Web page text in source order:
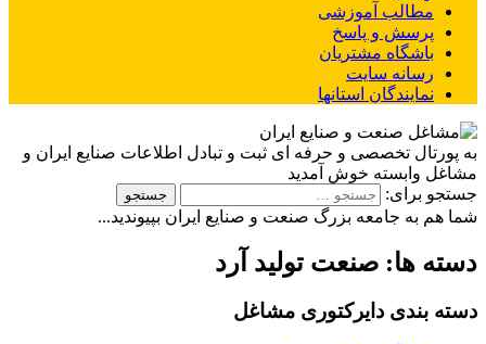
مطالب آموزشی
پرسش و پاسخ
باشگاه مشتریان
رسانه سایت
نمایندگان استانها
به پورتال تخصصی و حرفه ای ثبت و تبادل اطلاعات صنایع ایران و
مشاغل وابسته خوش آمدید
جستجو برای:
شما هم به جامعه بزرگ صنعت و صنایع ایران بپیوندید...
دسته ها: صنعت تولید آرد
دسته بندی دایرکتوری مشاغل